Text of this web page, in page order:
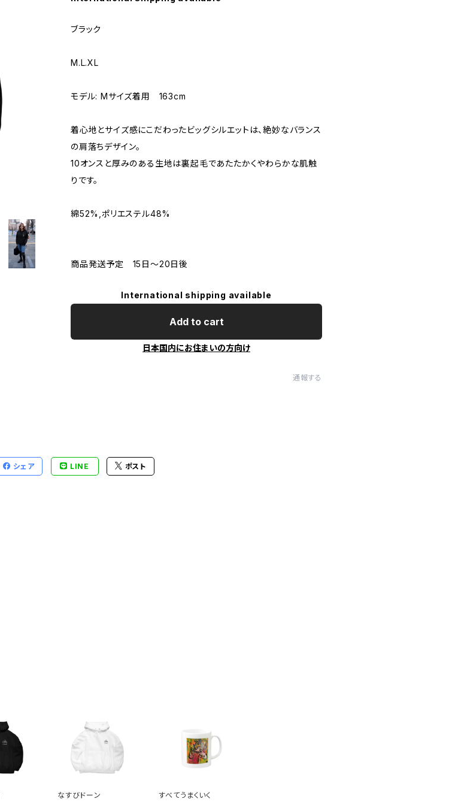
ブラック
M.L.XL
モデル: Mサイズ着用 163cm
着心地とサイズ感にこだわったビッグシルエットは、絶妙なバランス
の肩落ちデザイン。
10オンスと厚みのある生地は裏起毛であたたかくやわらかな肌触
りです。
綿52%,ポリエステル48%
商品発送予定 15日〜20日後
International shipping available
Add to cart
日本国内にお住まいの方向け
通報する
シェア LINE ポスト
なすびドーン すべてうまくいく